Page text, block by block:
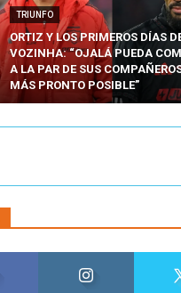
TRIUNFO
ORTIZ Y LOS PRIMEROS DÍAS
VOZINHA: “OJALÁ PUEDA
A LA PAR DE SUS
MÁS PRONTO POSIBLE”